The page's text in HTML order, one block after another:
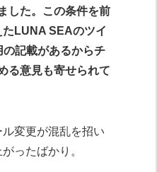
した。この条件を前
LUNA SEAのツイ
の記載があるからチ
る意見も寄せられて
変更が混乱を招い
ったばかり。